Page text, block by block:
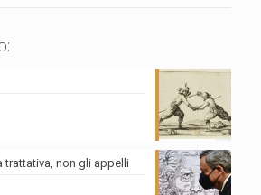
trattativa, non gli appelli